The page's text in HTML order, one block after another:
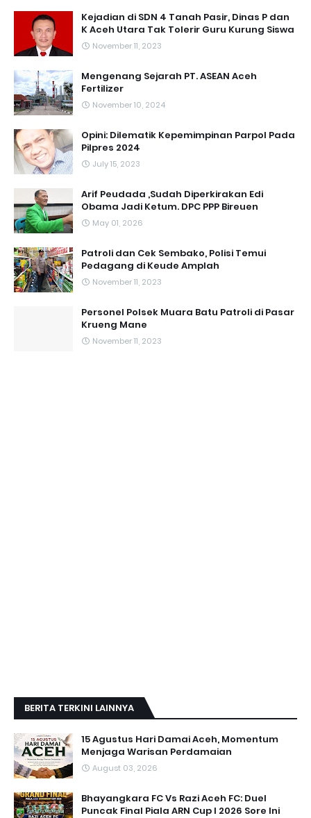
Kejadian di SDN 4 Tanah Pasir, Dinas P dan
K Aceh Utara Tak Tolerir Guru Kurung Siswa
November 11, 2023
Mengenang Sejarah PT. ASEAN Aceh
Fertilizer
November 10, 2024
Opini: Dilematik Kepemimpinan Parpol Pada
Pilpres 2024
July 15, 2023
Arif Peudada ,Sudah Diperkirakan Edi
Obama Jadi Ketum. DPC PPP Bireuen
May 01, 2026
Patroli dan Cek Sembako, Polisi Temui
Pedagang di Keude Amplah
November 11, 2023
Personel Polsek Muara Batu Patroli di Pasar
Krueng Mane
November 11, 2023
BERITA TERKINI LAINNYA
15 Agustus Hari Damai Aceh, Momentum
Menjaga Warisan Perdamaian
August 03, 2026
Bhayangkara FC Vs Razi Aceh FC: Duel
Puncak Final Piala ARN Cup I 2026 Sore Ini